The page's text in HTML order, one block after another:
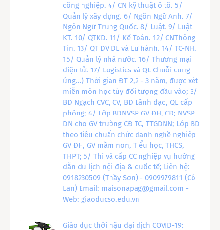
công nghiệp. 4/ CN kỹ thuật ô tô. 5/
Quản lý xây dựng. 6/ Ngôn Ngữ Anh. 7/
Ngôn Ngữ Trung Quốc. 8/ Luật. 9/ Luật
KT. 10/ QTKD. 11/ Kế Toán. 12/ CNThông
Tin. 13/ QT DV DL và Lữ hành. 14/ TC-NH.
15/ Quản lý nhà nước. 16/ Thương mại
điện tử. 17/ Logistics và QL Chuỗi cung
ứng...) Thời gian ĐT 2,2 - 3 năm, được xét
miễn môn học tùy đối tượng đầu vào; 3/
BD Ngạch CVC, CV, BD Lãnh đạo, QL cấp
phòng; 4/ Lớp BDNVSP GV ĐH, CĐ; NVSP
DN cho GV trường CĐ TC, TTGDNN; Lớp BD
theo tiêu chuẩn chức danh nghề nghiệp
GV ĐH, GV mầm non, Tiểu học, THCS,
THPT; 5/ Thi và cấp CC nghiệp vụ hướng
dẫn du lịch nội địa & quốc tế; Liên hệ:
0918230509 (Thầy Sơn) - 0909979811 (Cô
Lan) Email: maisonapag@gmail.com -
Web: giaoducso.edu.vn
Giáo dục thời hậu đại dịch COVID-19: